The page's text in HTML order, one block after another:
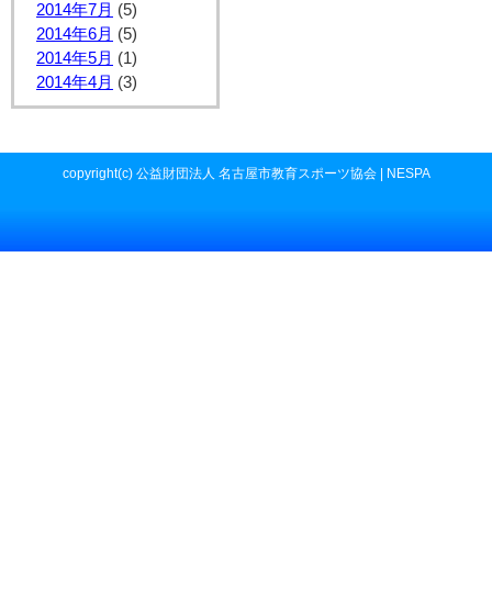
2014年7月 (5)
2014年6月 (5)
2014年5月 (1)
2014年4月 (3)
copyright(c) 公益財団法人 名古屋市教育スポーツ協会 | NESPA